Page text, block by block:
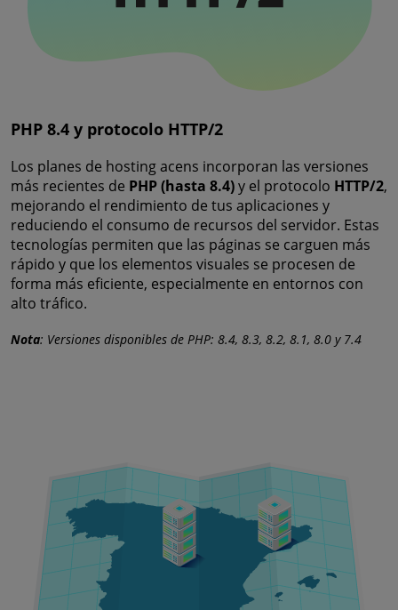
PHP 8.4 y protocolo HTTP/2
Los planes de hosting acens incorporan las versiones
más recientes de PHP (hasta 8.4)y el protocolo HTTP/2,
mejorando el rendimiento de tus aplicaciones y
reduciendo el consumo de recursos del servidor. Estas
tecnologías permiten que las páginas se carguen más
rápido y que los elementos visuales se procesen de
forma más eficiente, especialmente en entornos con
alto tráfico.
Nota: Versiones disponibles de PHP: 8.4, 8.3, 8.2, 8.1, 8.0 y 7.4